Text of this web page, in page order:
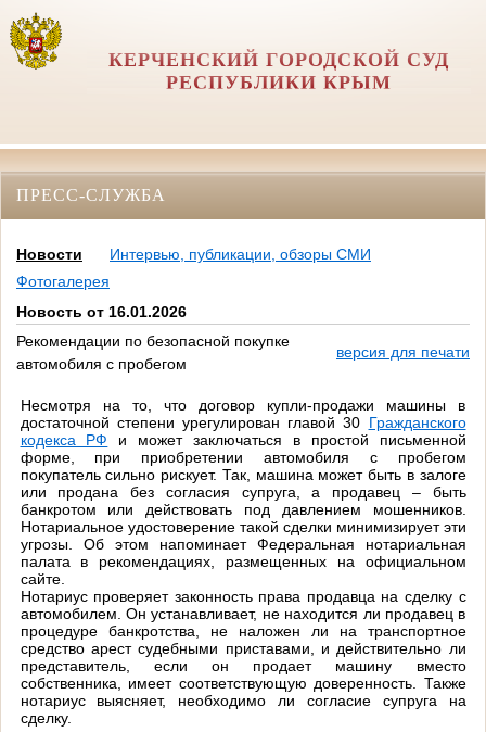
КЕРЧЕНСКИЙ ГОРОДСКОЙ СУД
РЕСПУБЛИКИ КРЫМ
ПРЕСС-СЛУЖБА
Новости
Интервью, публикации, обзоры СМИ
Фотогалерея
Новость от 16.01.2026
Рекомендации по безопасной покупке
автомобиля с пробегом
версия для печати
Несмотря на то, что договор купли-продажи машины в
достаточной степени урегулирован главой 30 Гражданского
кодекса РФ и может заключаться в простой письменной
форме, при приобретении автомобиля с пробегом
покупатель сильно рискует. Так, машина может быть в залоге
или продана без согласия супруга, а продавец – быть
банкротом или действовать под давлением мошенников.
Нотариальное удостоверение такой сделки минимизирует эти
угрозы. Об этом напоминает Федеральная нотариальная
палата в рекомендациях, размещенных на официальном
сайте.
Нотариус проверяет законность права продавца на сделку с
автомобилем. Он устанавливает, не находится ли продавец в
процедуре банкротства, не наложен ли на транспортное
средство арест судебными приставами, и действительно ли
представитель, если он продает машину вместо
собственника, имеет соответствующую доверенность. Также
нотариус выясняет, необходимо ли согласие супруга на
сделку.